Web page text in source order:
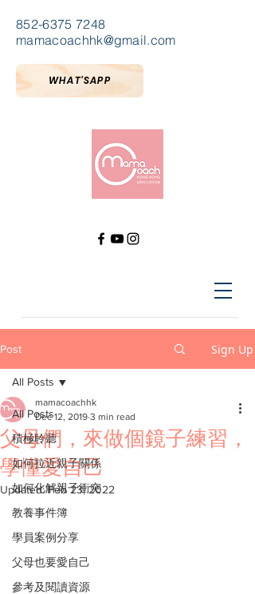
852-6375 7248
mamacoachhk@gmail.com
WHAT'SAPP
Post Sign Up
All Posts
積極聆聽
如何拉近親子關係
如何化解親子衝突
教養事件簿
學員案例分享
父母也要愛自己
參考及閱讀資源
All Posts
父母們，來做個鏡子練習，
學懂愛自己
mamacoachhk
Dec 12, 2019 3 min read
Updated:Feb 23, 2022